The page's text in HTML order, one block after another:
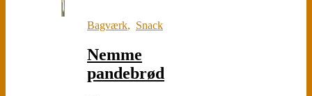
Bagværk, Snack
Nemme
pandebrød